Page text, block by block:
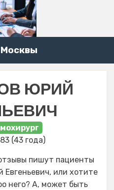
ЮРИЙ
(43 года)
пишут пациенты
Евгеньевич, или хотите
него? А, может быть